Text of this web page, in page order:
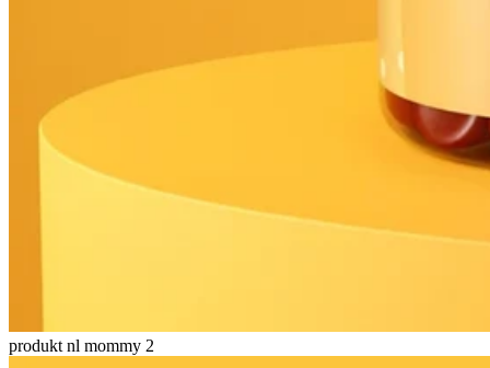
produkt nl mommy 2